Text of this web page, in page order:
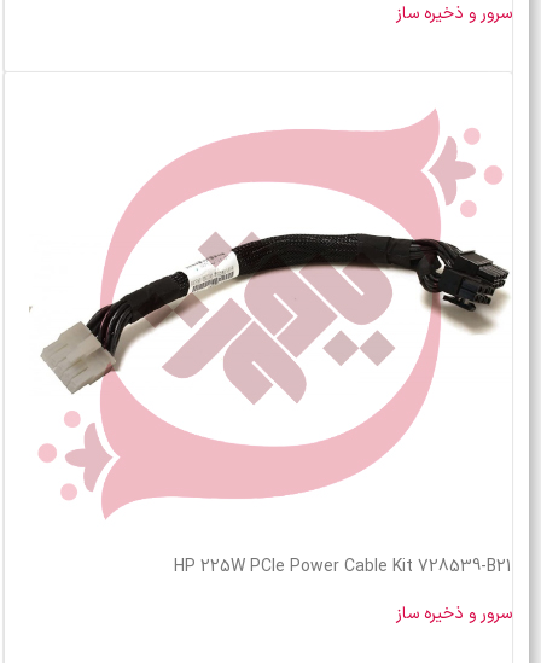
سرور و ذخیره ساز
HP 225W PCIe Power Cable Kit 728539-B21
سرور و ذخیره ساز